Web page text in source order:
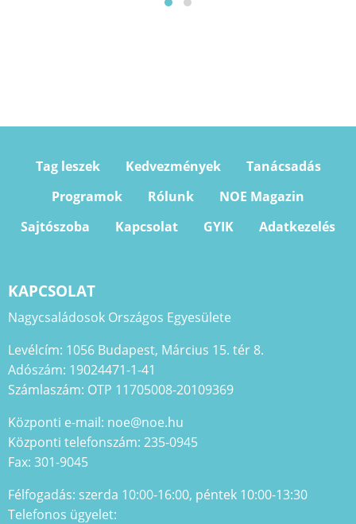
Tag leszek Kedvezmények
Tanácsadás
Programok
Rólunk
NOE Magazin
Sajtószoba
Kapcsolat GYIK Adatkezelés
KAPCSOLAT
Nagycsaládosok Országos Egyesülete
Levélcím: 1056 Budapest, Március 15. tér 8.
Adószám: 19024471-1-41
Számlaszám: OTP 11705008-20109369
Központi e-mail: noe@noe.hu
Központi telefonszám: 235-0945
Fax: 301-9045
Félfogadás: szerda 10:00-16:00, péntek 10:00-13:30
Telefonos ügyelet: